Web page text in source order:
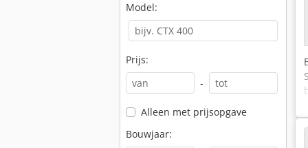
Model:
Prijs:
-
Alleen met prijsopgave
Bouwjaar: